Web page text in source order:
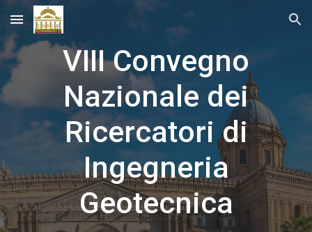
Skip to main content Skip to navigation
VIII Convegno
Nazionale dei
Ricercatori di
Ingegneria
Geotecnica